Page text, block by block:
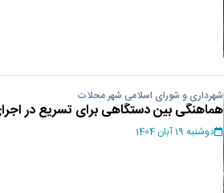
شهرداری و شورای اسلامی شهر محلات
هماهنگی بین دستگاهی برای تسریع در
دوشنبه 19 آبان 1404